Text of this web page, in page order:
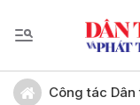
Công tác Dân
Gửi bình luận